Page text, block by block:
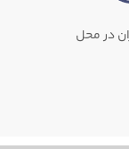
در محل